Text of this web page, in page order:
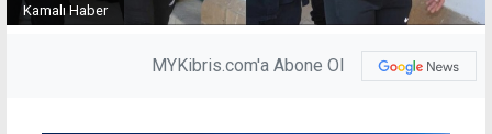
Kamalı Haber
MYKibris.com'a Abone Ol